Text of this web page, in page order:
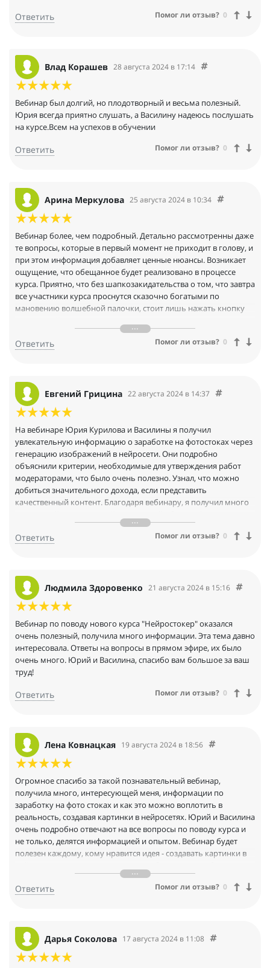
Ответить Помог ли отзыв? 0
Влад Корашев 28 августа 2024 в 17:14
Вебинар был долгий, но плодотворный и весьма полезный.
Юрия всегда приятно слушать, а Василину надеюсь послушать
на курсе.Всем на успехов в обучении
Ответить Помог ли отзыв? 0
Арина Меркулова 25 августа 2024 в 10:34
Вебинар более, чем подробный. Детально рассмотренны даже
те вопросы, которые в первый момент не приходит в голову, и
при этом информация добавляет ценные нюансы. Возникает
ощущение, что обещанное будет реализовано в процессе
курса. Приятно, что без шапкозакидательства о том, что завтра
все участники курса проснутся сказочно богатыми по
мановению волшебной палочки, стоит лишь нажать кнопку
Благодарю за эфир.
Ответить Помог ли отзыв? 0
Евгений Грицина 22 августа 2024 в 14:37
На вебинаре Юрия Курилова и Василины я получил
увлекательную информацию о заработке на фотостоках через
генерацию изображений в нейросети. Они подробно
объяснили критерии, необходимые для утверждения работ
модераторами, что было очень полезно. Узнал, что можно
добиться значительного дохода, если представить
качественный контент. Благодаря вебинару, я получил много
благодарен за ценные знания!
Ответить Помог ли отзыв? 0
Людмила Здоровенко 21 августа 2024 в 15:16
Вебинар по поводу нового курса "Нейростокер" оказался
очень полезный, получила много информации. Эта тема давно
интересовала. Ответы на вопросы в прямом эфире, их было
очень много. Юрий и Василина, спасибо вам большое за ваш
труд!
Ответить Помог ли отзыв? 0
Лена Ковнацкая 19 августа 2024 в 18:56
Огромное спасибо за такой познавательный вебинар,
получила много, интересующей меня, информации по
заработку на фото стоках и как это можно воплотить в
реальность, создавая картинки в нейросетях. Юрий и Василина
очень подробно отвечают на все вопросы по поводу курса и
не только, делятся информацией и опытом. Вебинар будет
полезен каждому, кому нравится идея - создавать картинки в
этом с клиентом
Ответить Помог ли отзыв? 0
Дарья Соколова 17 августа 2024 в 11:08